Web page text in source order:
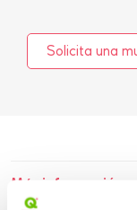
Solicita una
Más información